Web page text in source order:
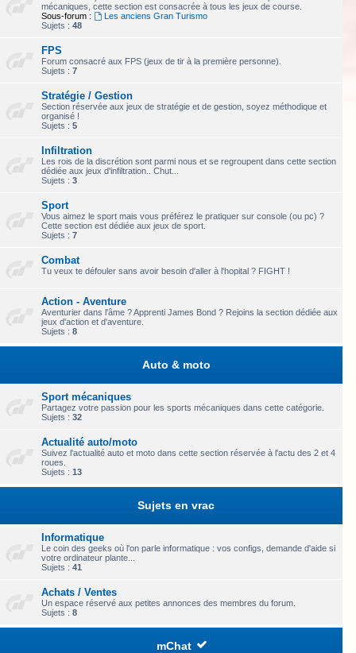
mécaniques, cette section est consacrée à tous les jeux de course.
Sous-forum :
Les anciens Gran Turismo
Sujets : 48
FPS
Forum consacré aux FPS (jeux de tir à la première personne).
Sujets : 7
Stratégie / Gestion
Section réservée aux jeux de stratégie et de gestion, soyez méthodique et
organisé !
Sujets : 5
Infiltration
Les rois de la discrétion sont parmi nous et se regroupent dans cette section
dédiée aux jeux d'infiltration.. Chut...
Sujets : 3
Sport
Vous aimez le sport mais vous préférez le pratiquer sur console (ou pc) ?
Cette section est dédiée aux jeux de sport.
Sujets : 7
Combat
Tu veux te défouler sans avoir besoin d'aller à l'hopital ? FIGHT !
Action - Aventure
Aventurier dans l'âme ? Apprenti James Bond ? Rejoins la section dédiée aux
jeux d'action et d'aventure.
Sujets : 8
Auto & moto
Sport mécaniques
Partagez votre passion pour les sports mécaniques dans cette catégorie.
Sujets : 32
Actualité auto/moto
Suivez l'actualité auto et moto dans cette section réservée à l'actu des 2 et 4
roues.
Sujets : 13
Sujets en vrac
Informatique
Le coin des geeks où l'on parle informatique : vos configs, demande d'aide si
votre ordinateur plante...
Sujets : 41
Achats / Ventes
Un espace réservé aux petites annonces des membres du forum.
Sujets : 8
mChat